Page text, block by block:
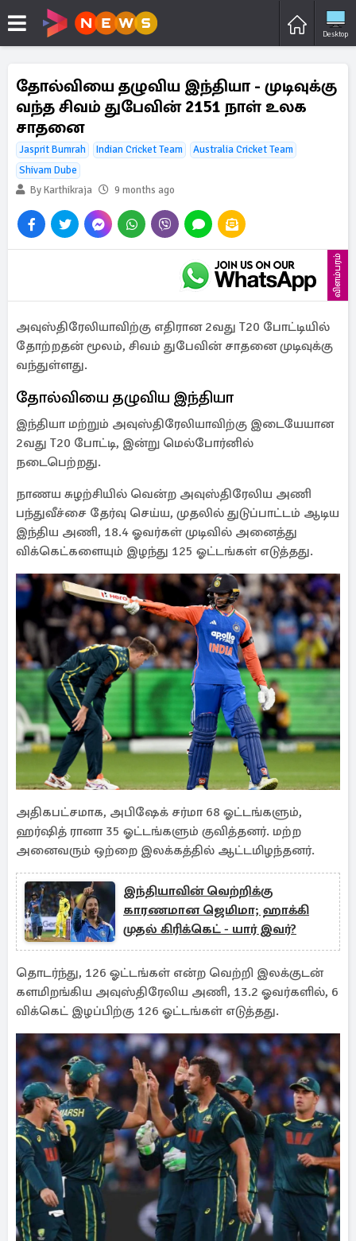
Desktop
தோல்வியை தழுவிய இந்தியா - முடிவுக்கு
வந்த சிவம் துபேவின் 2151 நாள் உலக
சாதனை
Jasprit Bumrah Indian Cricket Team
Australia Cricket Team
Shivam Dube
By Karthikraja
9 months ago
விளம்பரம்
அவுஸ்திரேலியாவிற்கு எதிரான 2வது T20 போட்டியில்
தோற்றதன் மூலம், சிவம் துபேவின் சாதனை முடிவுக்கு
வந்துள்ளது.
தோல்வியை தழுவிய இந்தியா
இந்தியா மற்றும் அவுஸ்திரேலியாவிற்கு இடையேயான
2வது T20 போட்டி, இன்று மெல்போர்னில்
நடைபெற்றது.
நாணய சுழற்சியில் வென்ற அவுஸ்திரேலிய அணி
பந்துவீச்சை தேர்வு செய்ய, முதலில் துடுப்பாட்டம் ஆடிய
இந்திய அணி, 18.4 ஓவர்கள் முடிவில் அனைத்து
விக்கெட்களையும் இழந்து 125 ஓட்டங்கள் எடுத்தது.
அதிகபட்சமாக, அபிஷேக் சர்மா 68 ஓட்டங்களும்,
ஹர்ஷித் ரானா 35 ஓட்டங்களும் குவித்தனர். மற்ற
அனைவரும் ஒற்றை இலக்கத்தில் ஆட்டமிழந்தனர்.
இந்தியாவின் வெற்றிக்கு
காரணமான ஜெமிமா; ஹாக்கி
முதல் கிரிக்கெட் - யார் இவர்?
தொடர்ந்து, 126 ஓட்டங்கள் என்ற வெற்றி இலக்குடன்
களமிறங்கிய அவுஸ்திரேலிய அணி, 13.2 ஓவர்களில், 6
விக்கெட் இழப்பிற்கு 126 ஓட்டங்கள் எடுத்தது.